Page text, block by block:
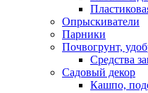
Опрыскиватели
Парники
Почвогрунт,
Средства
Садовый декор
Кашпо,